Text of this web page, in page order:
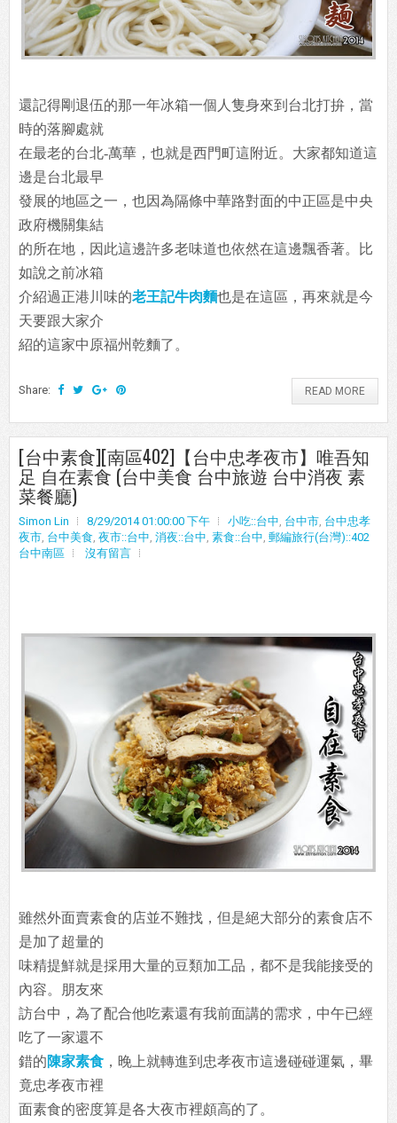
還記得剛退伍的那一年冰箱一個人隻身來到台北打拚，當
時的落腳處就
在最老的台北-萬華，也就是西門町這附近。大家都知道這
邊是台北最早
發展的地區之一，也因為隔條中華路對面的中正區是中央
政府機關集結
的所在地，因此這邊許多老味道也依然在這邊飄香著。比
如說之前冰箱
介紹過正港川味的老王記牛肉麵也是在這區，再來就是今
天要跟大家介
紹的這家中原福州乾麵了。
Share: READ MORE
[台中素食][南區402]【台中忠孝夜市】唯吾知
足 自在素食 (台中美食 台中旅遊 台中消夜 素
菜餐廳)
Simon Lin 8/29/2014 01:00:00 下午 小吃::台中 台中市 台中忠孝
夜市 台中美食 夜市::台中 消夜::台中 素食::台中 郵編旅行(台灣)::402
台中南區
沒有留言
雖然外面賣素食的店並不難找，但是絕大部分的素食店不
是加了超量的
味精提鮮就是採用大量的豆類加工品，都不是我能接受的
內容。朋友來
訪台中，為了配合他吃素還有我前面講的需求，中午已經
吃了一家還不
錯的陳家素食 ，晚上就轉進到忠孝夜市這邊碰碰運氣，畢
竟忠孝夜市裡
面素食的密度算是各大夜市裡頗高的了。